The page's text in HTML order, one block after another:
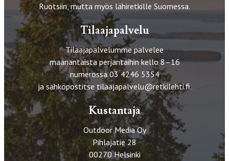
Ruotsiin, mutta myös lähiretkille Suomessa.
Tilaajapalvelu
Tilaajapalvelumme palvelee
maanantaista perjantaihin kello 8–16
numerossa 03 4246 5354
ja sähköpostitse tilaajapalvelu@retkilehti.fi.
Kustantaja
Outdoor Media Oy
Pihlajatie 28
00270 Helsinki